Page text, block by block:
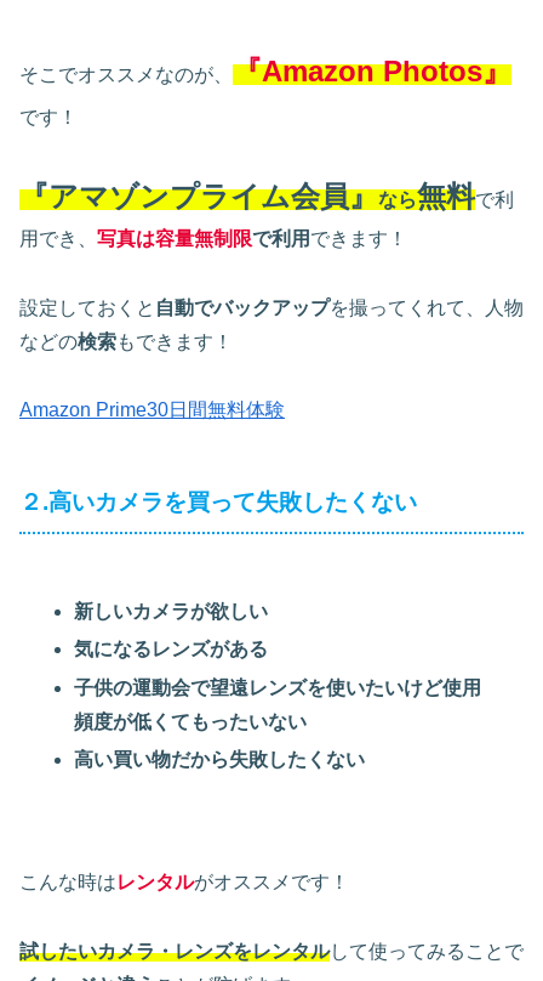
そこでオススメなのが、 『Amazon Photos』
です！
『アマゾンプライム会員』なら無料で利
用でき、 写真は容量無制限で利用 できます！
設定しておくと 自動でバックアップを撮ってくれて、人物
などの検索もできます！
Amazon Prime30日間無料体験
２.高いカメラを買って失敗したくない
新しいカメラが欲しい
気になるレンズがある
子供の運動会で望遠レンズを使いたいけど使用
頻度が低くてもったいない
高い買い物だから失敗したくない
こんな時はレンタルがオススメです！
試したいカメラ・レンズをレンタルして使ってみることで